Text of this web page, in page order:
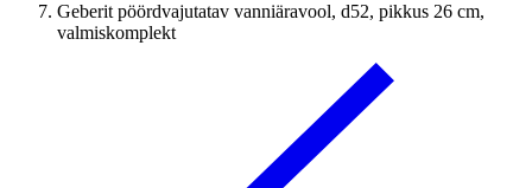
Geberit pöördvajutatav vanniäravool, d52, pikkus 26 cm,
valmiskomplekt